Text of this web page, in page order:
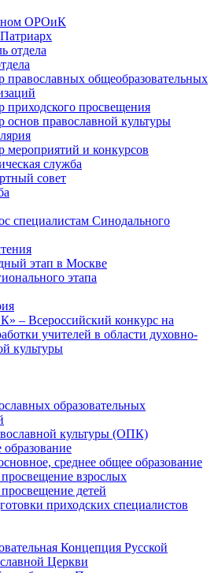
ОРОиК
отдела
православных общеобразовательных
приходского просвещения
основ православной культуры
мероприятий и конкурсов
служба
совет
специалистам Синодального
этап в Москве
этапа
– Всероссийский конкурс на
учителей в области духовно-
культуры
образовательных
культуры (ОПК)
среднее общее образование
взрослых
детей
приходских специалистов
Концепция Русской
Церкви